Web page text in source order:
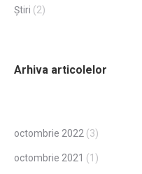
Știri (2)
Arhiva articolelor
octombrie 2022 (3)
octombrie 2021 (1)